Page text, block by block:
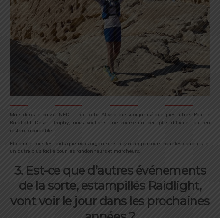
Mais dans le passé, NED – Trail to be Alive a aussi organisé quelques ultras. Pour le
Raidlight Desert Trophy, nous voulions une course un peu plus difficile, tout en
restant abordable.
Et comme tous les raids que nous organisons, il y a un parcours pour les coureurs, et
un autre plus facile pour les randonneurs et marcheurs.
3. Est-ce que d’autres événements
de la sorte, estampillés Raidlight,
vont voir le jour dans les prochaines